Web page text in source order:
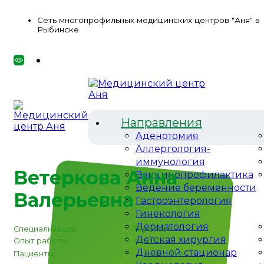
Сеть многопрофильных медицинских центров "Аня" в
Рыбинске
Направления
Аденотомия
Аллергология-
иммунология
Вакцинопрофилактика
Ведение беременности
Гастроэнтерология
Гинекология
Дерматология
Детская хирургия
Дневной стационар
Ветеркова Анна
Валерьевна
Специализация:
Терапевт
Опыт работы:
с 2007 г
Пациенты:
взрослые